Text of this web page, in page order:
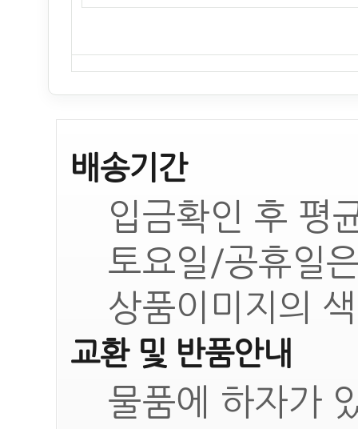
배송기간
입금확인 후 평
토요일/공휴일
상품이미지의
교환 및 반품안내
물품에 하자가